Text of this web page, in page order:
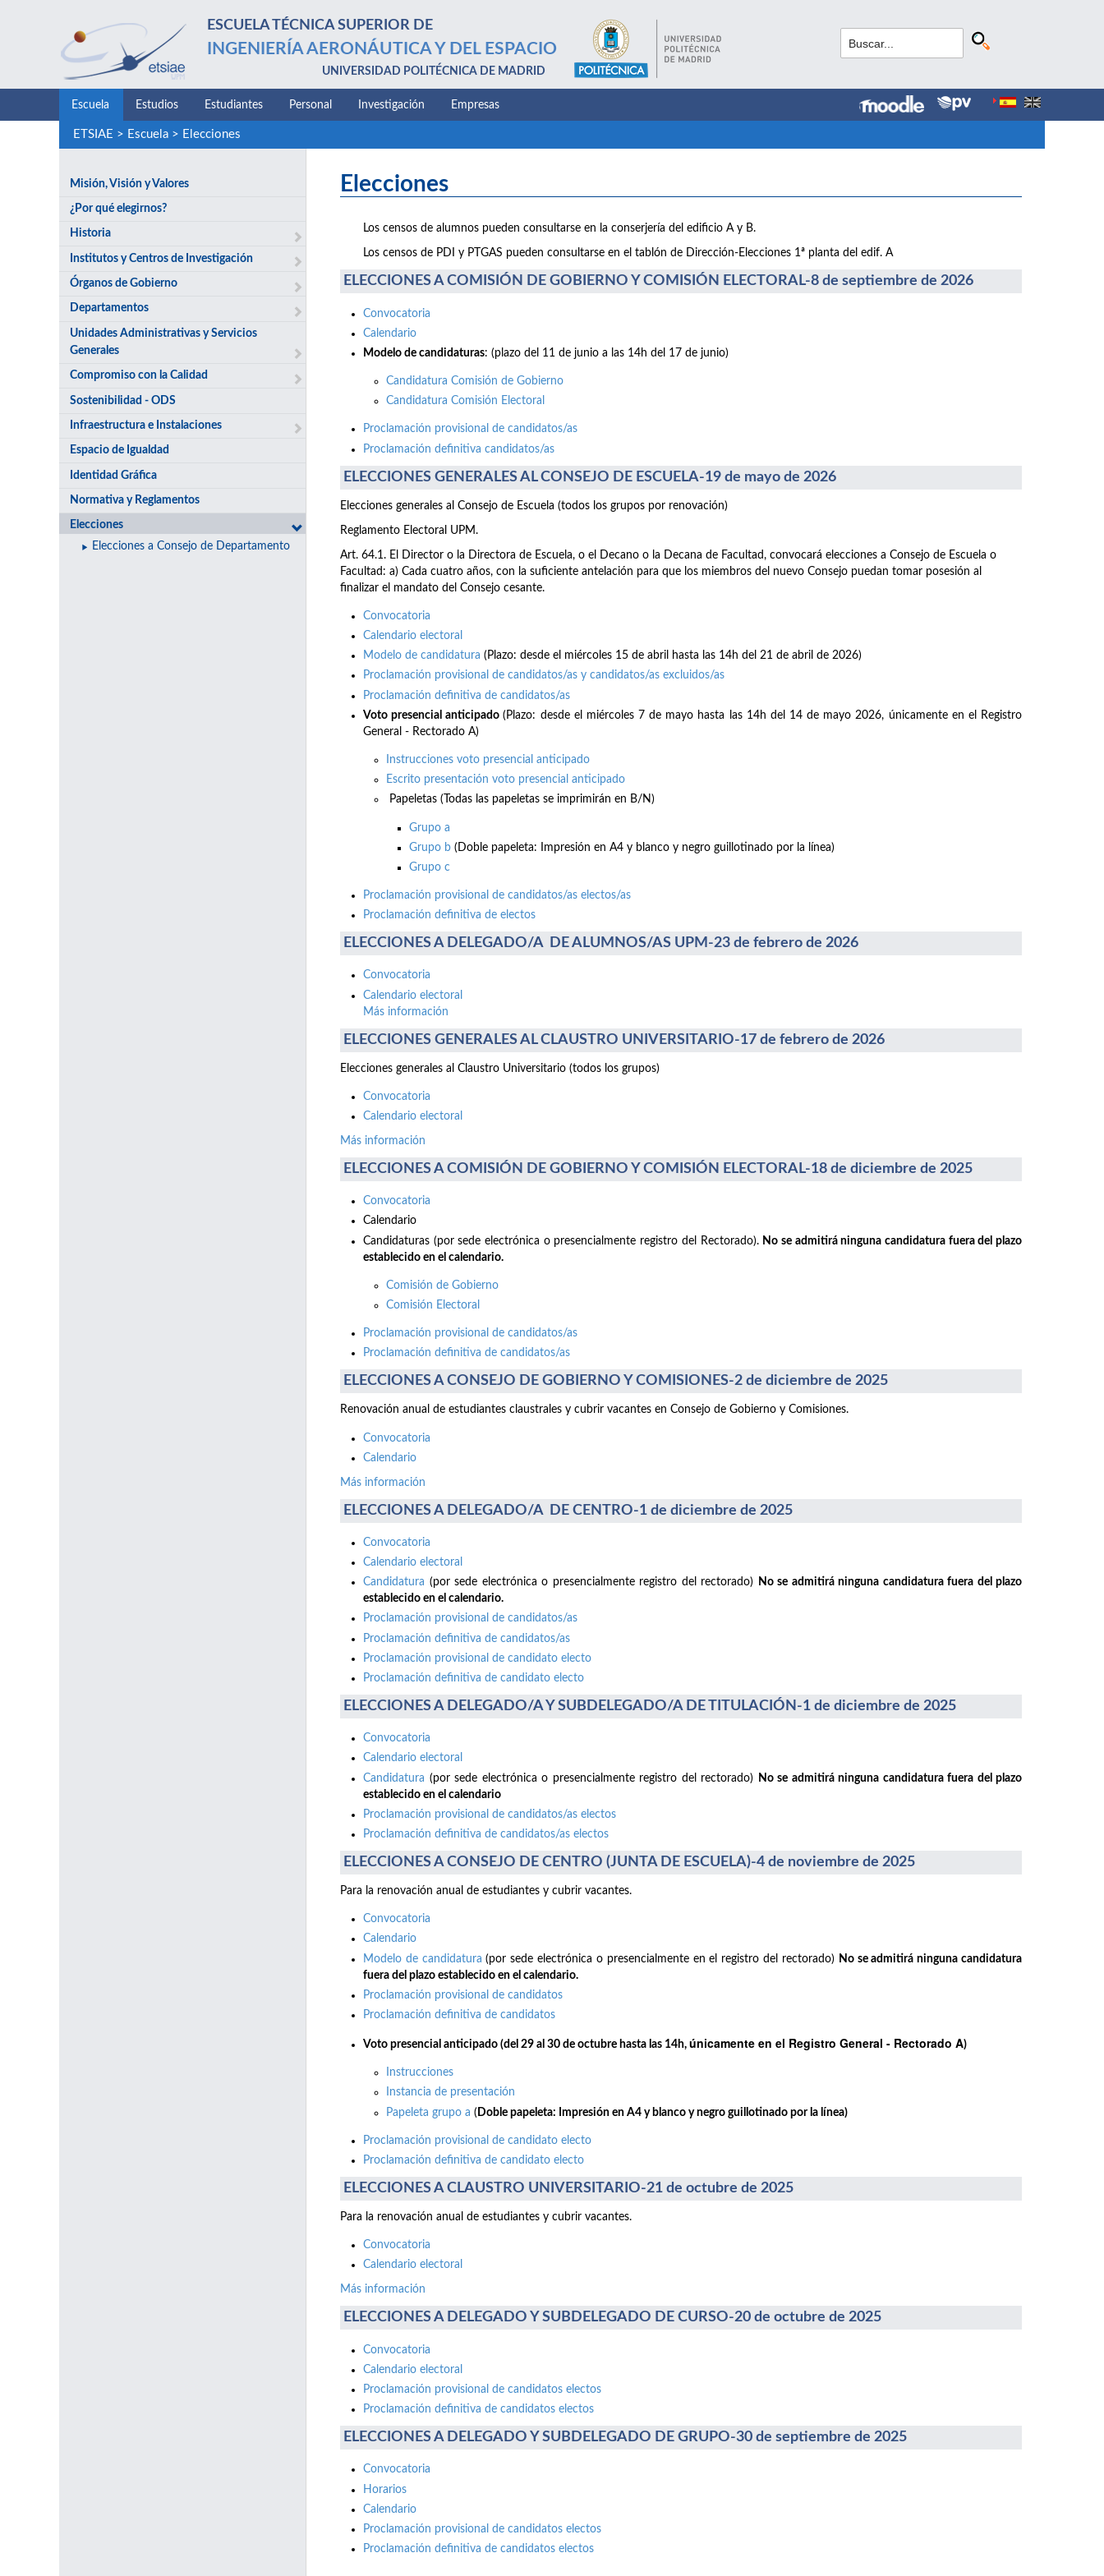
ESCUELA TÉCNICA SUPERIOR DE
INGENIERÍA AERONÁUTICA Y DEL ESPACIO
UNIVERSIDAD POLITÉCNICA DE MADRID
Escuela Estudios Estudiantes Personal Investigación Empresas
ETSIAE > Escuela> Elecciones
Misión, Visión y Valores
¿Por qué elegirnos?
Historia
Institutos y Centros de Investigación
Órganos de Gobierno
Departamentos
Unidades Administrativas y Servicios
Generales
Compromiso con la Calidad
Sostenibilidad - ODS
Infraestructura e Instalaciones
Espacio de Igualdad
Identidad Gráfica
Normativa y Reglamentos
Elecciones
Elecciones a Consejo de Departamento
Elecciones
Los censos de alumnos pueden consultarse en la conserjería del edificio A y B.
Los censos de PDI y PTGAS pueden consultarse en el tablón de Dirección-Elecciones 1ª planta del edif. A
ELECCIONES A COMISIÓN DE GOBIERNO Y COMISIÓN ELECTORAL-8 de septiembre de 2026
Convocatoria
Calendario
Modelo de candidaturas: (plazo del 11 de junio a las 14h del 17 de junio)
Candidatura Comisión de Gobierno
Candidatura Comisión Electoral
Proclamación provisional de candidatos/as
Proclamación definitiva candidatos/as
ELECCIONES GENERALES AL CONSEJO DE ESCUELA-19 de mayo de 2026
Elecciones generales al Consejo de Escuela (todos los grupos por renovación)
Reglamento Electoral UPM.
Art. 64.1. El Director o la Directora de Escuela, o el Decano o la Decana de Facultad, convocará elecciones a Consejo de Escuela o
Facultad: a) Cada cuatro años, con la suficiente antelación para que los miembros del nuevo Consejo puedan tomar posesión al
finalizar el mandato del Consejo cesante.
Convocatoria
Calendario electoral
Modelo de candidatura (Plazo: desde el miércoles 15 de abril hasta las 14h del 21 de abril de 2026)
Proclamación provisional de candidatos/as y candidatos/as excluidos/as
Proclamación definitiva de candidatos/as
Voto presencial anticipado(Plazo: desde el miércoles 7 de mayo hasta las 14h del 14 de mayo 2026, únicamente en el Registro
General - Rectorado A)
Instrucciones voto presencial anticipado
Escrito presentación voto presencial anticipado
Papeletas (Todas las papeletas se imprimirán en B/N)
Grupo a
Grupo b (Doble papeleta: Impresión en A4 y blanco y negro guillotinado por la línea)
Grupo c
Proclamación provisional de candidatos/as electos/as
Proclamación definitiva de electos
ELECCIONES A DELEGADO/A DE ALUMNOS/AS UPM-23 de febrero de 2026
Convocatoria
Calendario electoral
Más información
ELECCIONES GENERALES AL CLAUSTRO UNIVERSITARIO-17 de febrero de 2026
Elecciones generales al Claustro Universitario (todos los grupos)
Convocatoria
Calendario electoral
Más información
ELECCIONES A COMISIÓN DE GOBIERNO Y COMISIÓN ELECTORAL-18 de diciembre de 2025
Convocatoria
Calendario
Candidaturas (por sede electrónica o presencialmente registro del Rectorado). No se admitirá ninguna candidatura fuera del plazo
establecido en el calendario.
Comisión de Gobierno
Comisión Electoral
Proclamación provisional de candidatos/as
Proclamación definitiva de candidatos/as
ELECCIONES A CONSEJO DE GOBIERNO Y COMISIONES-2 de diciembre de 2025
Renovación anual de estudiantes claustrales y cubrir vacantes en Consejo de Gobierno y Comisiones.
Convocatoria
Calendario
Más información
ELECCIONES A DELEGADO/A DE CENTRO-1 de diciembre de 2025
Convocatoria
Calendario electoral
Candidatura (por sede electrónica o presencialmente registro del rectorado)
No se admitirá ninguna candidatura fuera del plazo
establecido en el calendario.
Proclamación provisional de candidatos/as
Proclamación definitiva de candidatos/as
Proclamación provisional de candidato electo
Proclamación definitiva de candidato electo
ELECCIONES A DELEGADO/A Y SUBDELEGADO/A DE TITULACIÓN-1 de diciembre de 2025
Convocatoria
Calendario electoral
Candidatura (por sede electrónica o presencialmente registro del rectorado)
No se admitirá ninguna candidatura fuera del plazo
establecido en el calendario
Proclamación provisional de candidatos/as electos
Proclamación definitiva de candidatos/as electos
ELECCIONES A CONSEJO DE CENTRO (JUNTA DE ESCUELA)-4 de noviembre de 2025
Para la renovación anual de estudiantes y cubrir vacantes.
Convocatoria
Calendario
Modelo de candidatura (por sede electrónica o presencialmente en el registro del rectorado) No se admitirá ninguna candidatura
fuera del plazo establecido en el calendario.
Proclamación provisional de candidatos
Proclamación definitiva de candidatos
Voto presencial anticipado (del 29 al 30 de octubre hasta las 14h, únicamente en el Registro General - Rectorado A)
Instrucciones
Instancia de presentación
Papeleta grupo a ( Doble papeleta: Impresión en A4 y blanco y negro guillotinado por la línea)
Proclamación provisional de candidato electo
Proclamación definitiva de candidato electo
ELECCIONES A CLAUSTRO UNIVERSITARIO-21 de octubre de 2025
Para la renovación anual de estudiantes y cubrir vacantes.
Convocatoria
Calendario electoral
Más información
ELECCIONES A DELEGADO Y SUBDELEGADO DE CURSO-20 de octubre de 2025
Convocatoria
Calendario electoral
Proclamación provisional de candidatos electos
Proclamación definitiva de candidatos electos
ELECCIONES A DELEGADO Y SUBDELEGADO DE GRUPO-30 de septiembre de 2025
Convocatoria
Horarios
Calendario
Proclamación provisional de candidatos electos
Proclamación definitiva de candidatos electos